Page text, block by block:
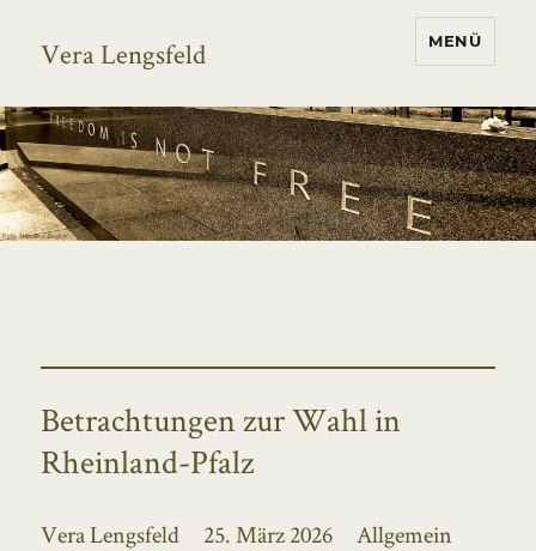
Vera Lengsfeld MENÜ
Betrachtungen zur Wahl in
Rheinland-Pfalz
Autor
Vera Lengsfeld
Veröffentlicht
25. März 2026 Kategorien
Allgemein